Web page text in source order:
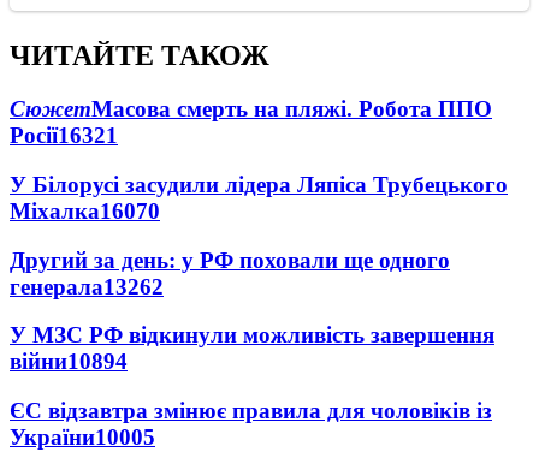
ЧИТАЙТЕ ТАКОЖ
СюжетМасова смерть на пляжі. Робота ППО
Росії16321
У Білорусі засудили лідера Ляпіса Трубецького
Міхалка16070
Другий за день: у РФ поховали ще одного
генерала13262
У МЗС РФ відкинули можливість завершення
війни10894
ЄС відзавтра змінює правила для чоловіків із
України10005